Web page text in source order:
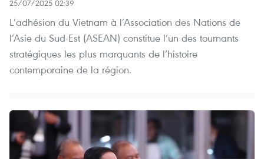
25/07/2025 02:39
L’adhésion du Vietnam à l’Association des Nations de
l’Asie du Sud-Est (ASEAN) constitue l’un des tournants
stratégiques les plus marquants de l’histoire
contemporaine de la région.